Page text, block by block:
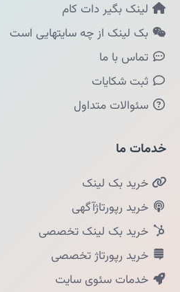
لینک بگیر دات کام
بک لینک از چه سایتهایی است
تماس با ما
ثبت شکایات
سئوالات متداول
خدمات ما
خرید بک لینک
خرید رپورتاژآگهی
خرید بک لینک تخصصی
خرید رپورتاژ تخصصی
خدمات سئوی سایت